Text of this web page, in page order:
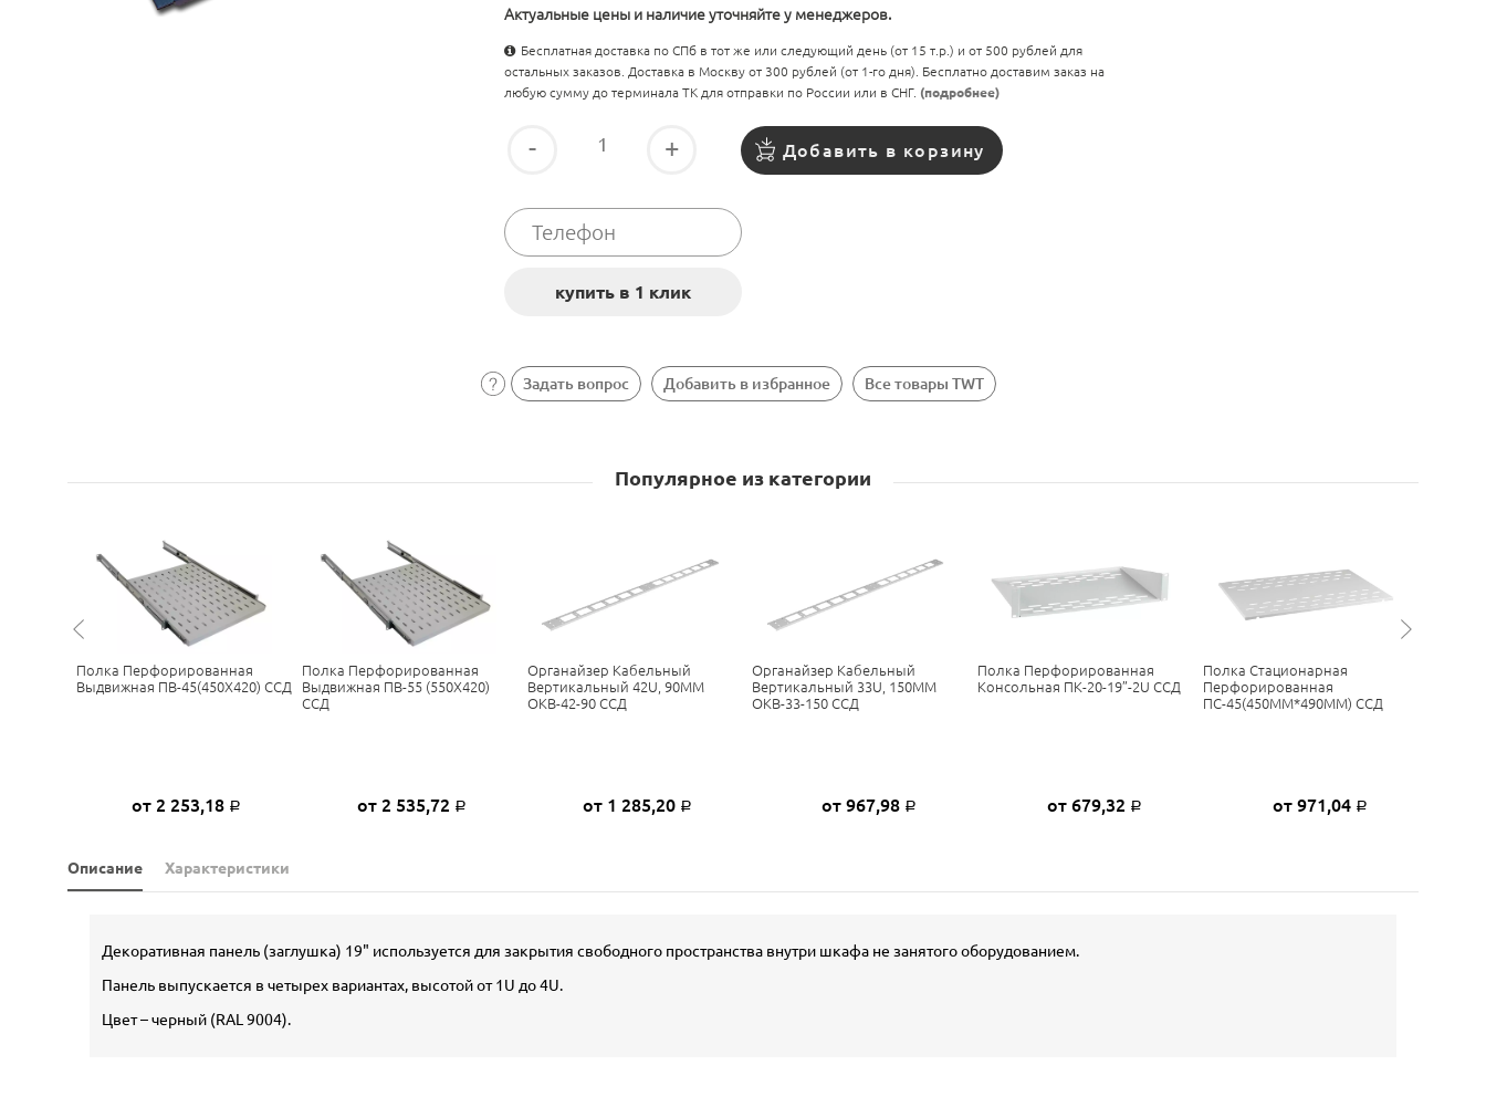
Актуальные цены и наличие уточняйте у менеджеров.
Бесплатная доставка по СПб в тот же или следующий день (от 15 т.р.) и от 500 рублей для
остальных заказов. Доставка в Москву от 300 рублей (от 1-го дня). Бесплатно доставим заказ на
любую сумму до терминала ТК для отправки по России или в СНГ. (подробнее)
- + Добавить в корзину
Задать вопрос Добавить в избранное Все товары TWT
Популярное из категории
Полка Перфорированная
Выдвижная ПВ-45(450Х420) ССД
от 2 253,18 Р
Полка Перфорированная
Выдвижная ПВ-55 (550Х420)
ССД
от 2 535,72 Р
Органайзер Кабельный
Вертикальный 42U, 90ММ
ОКВ-42-90 ССД
от 1 285,20 Р
Органайзер Кабельный
Вертикальный 33U, 150ММ
ОКВ-33-150 ССД
от 967,98 Р
Полка Перфорированная
Консольная ПК-20-19”-2U ССД
от 679,32 Р
Полка Стационарная
Перфорированная
ПС-45(450ММ*490ММ) ССД
от 971,04 Р
Описание Характеристики
Декоративная панель (заглушка) 19" используется для закрытия свободного пространства внутри шкафа не занятого оборудованием.
Панель выпускается в четырех вариантах, высотой от 1U до 4U.
Цвет – черный (RAL 9004).